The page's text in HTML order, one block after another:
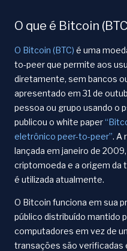
O que é Bitcoin
O Bitcoin (BTC) é uma
to-peer que permite aos
diretamente, sem bancos
apresentado em 31 de
pessoa ou grupo usando o
publicou o white paper
eletrônico peer-to-peer”. A
lançada em janeiro de
criptomoeda e a origem da
é utilizada atualmente.
O Bitcoin funciona em sua
público distribuído mantido
computadores em vez de
transações são verificadas